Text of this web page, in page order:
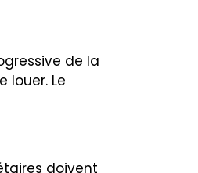
de la
louer. Le
doivent